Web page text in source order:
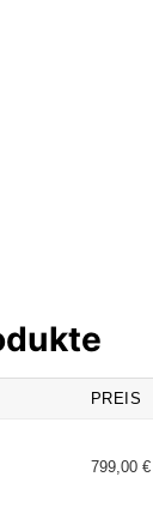
PREIS
799,00 €